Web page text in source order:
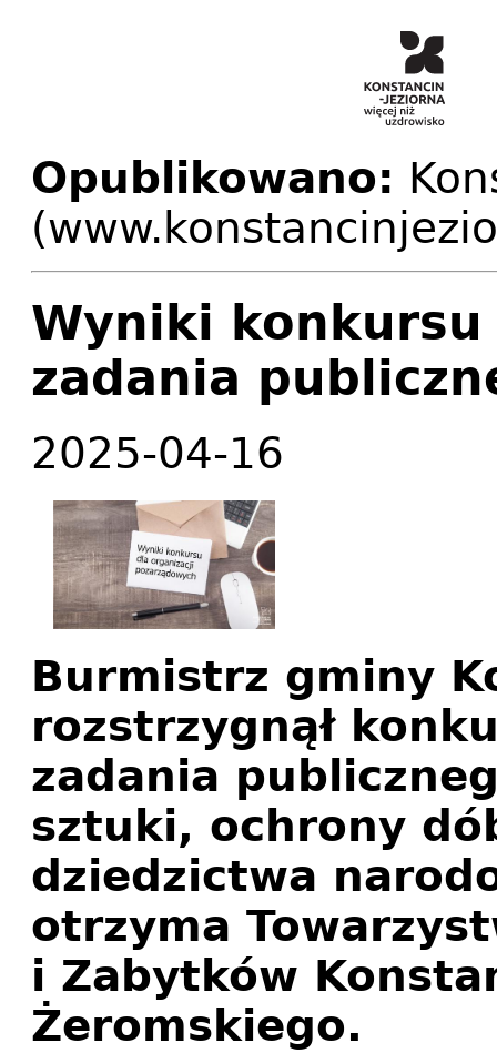
Opublikowano:
Wyniki
zadania
2025-04-16
Burmistrz gminy
rozstrzygnął
zadania
sztuki, ochrony
dziedzictwa
otrzyma
i Zabytków
Żeromskiego.